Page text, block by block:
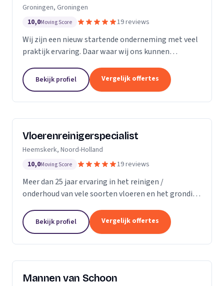
Groningen, Groningen
10,0Moving Score 19 reviews
Wij zijn een nieuw startende onderneming met veel
praktijk ervaring. Daar waar wij ons kunnen
schijven. Direct antwoord en flexibele
inzetbaarheid....
Bekijk profiel Vergelijk offertes
Vloerenreinigerspecialist
Heemskerk, Noord-Holland
10,0Moving Score 19 reviews
Meer dan 25 jaar ervaring in het reinigen /
onderhoud van vele soorten vloeren en het grondig
objecten zoals meubels en stoelen, zowel bij u
thuis...
Bekijk profiel Vergelijk offertes
Mannen van Schoon